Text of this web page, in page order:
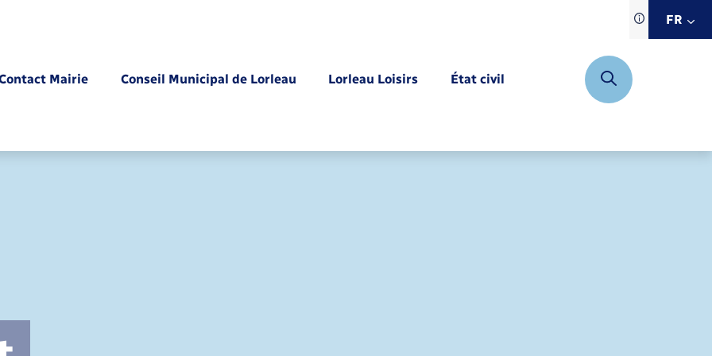
Traduction
siteFR
Mairie Conseil Municipal de Lorleau Lorleau Loisirs État civil